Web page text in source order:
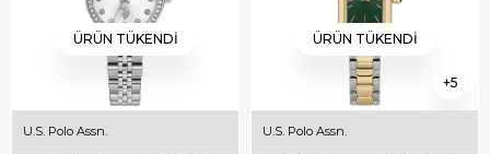
ÜRÜN TÜKENDI
U.S. Polo Assn.
5
ÜRÜN TÜKENDI
U.S. Polo Assn.